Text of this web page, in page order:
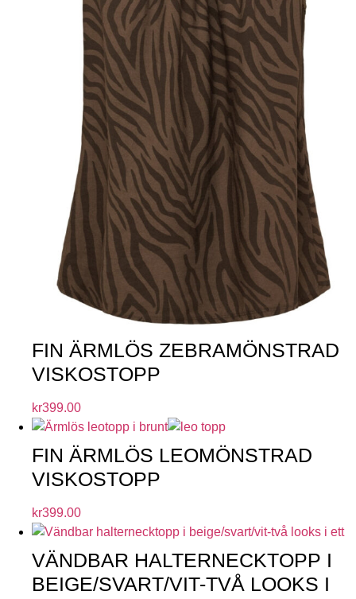
FIN ÄRMLÖS ZEBRAMÖNSTRAD
VISKOSTOPP
kr399.00
FIN ÄRMLÖS LEOMÖNSTRAD
VISKOSTOPP
kr399.00
VÄNDBAR HALTERNECKTOPP I
BEIGE/SVART/VIT-TVÅ LOOKS I